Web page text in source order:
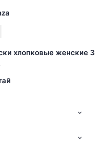
хлопковые женские 3